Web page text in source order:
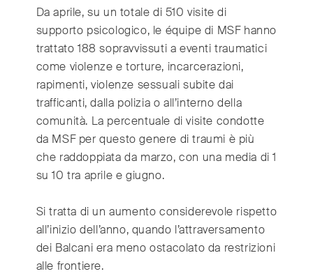
Da aprile, su un totale di 510 visite di
supporto psicologico, le équipe di MSF hanno
trattato 188 sopravvissuti a eventi traumatici
come violenze e torture, incarcerazioni,
rapimenti, violenze sessuali subite dai
trafficanti, dalla polizia o all’interno della
comunità. La percentuale di visite condotte
da MSF per questo genere di traumi è più
che raddoppiata da marzo, con una media di 1
su 10 tra aprile e giugno.
Si tratta di un aumento considerevole rispetto
all’inizio dell’anno, quando l’attraversamento
dei Balcani era meno ostacolato da restrizioni
alle frontiere.